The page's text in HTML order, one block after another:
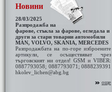
Новини
28/03/2025
Разпродажба на
фарове, стъкла за фаровe, огледала и
други за стари товарни автомобили
МАN, VOLVO, SKANIA, MERCEDES
Разпродажбата на по-горе изброените
артикули, се осъществяват чрез
търговският ни отдел! GSM и VIBER:
0887793058; 0887793071; 0888239391
hkolev_lichen@abg.bg
още